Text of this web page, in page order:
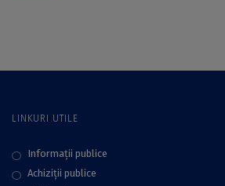
LINKURI UTILE
Informații publice
Achiziții publice